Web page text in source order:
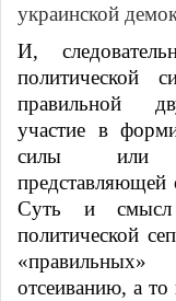
украинской
И,
политической
правильной
участие в
силы или
представляющей
Суть и смысл
политической
отсеиванию, а то